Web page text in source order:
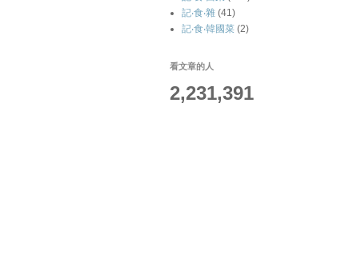
記‧食‧雜 (41)
記‧食‧韓國菜 (2)
看文章的人
2,231,391